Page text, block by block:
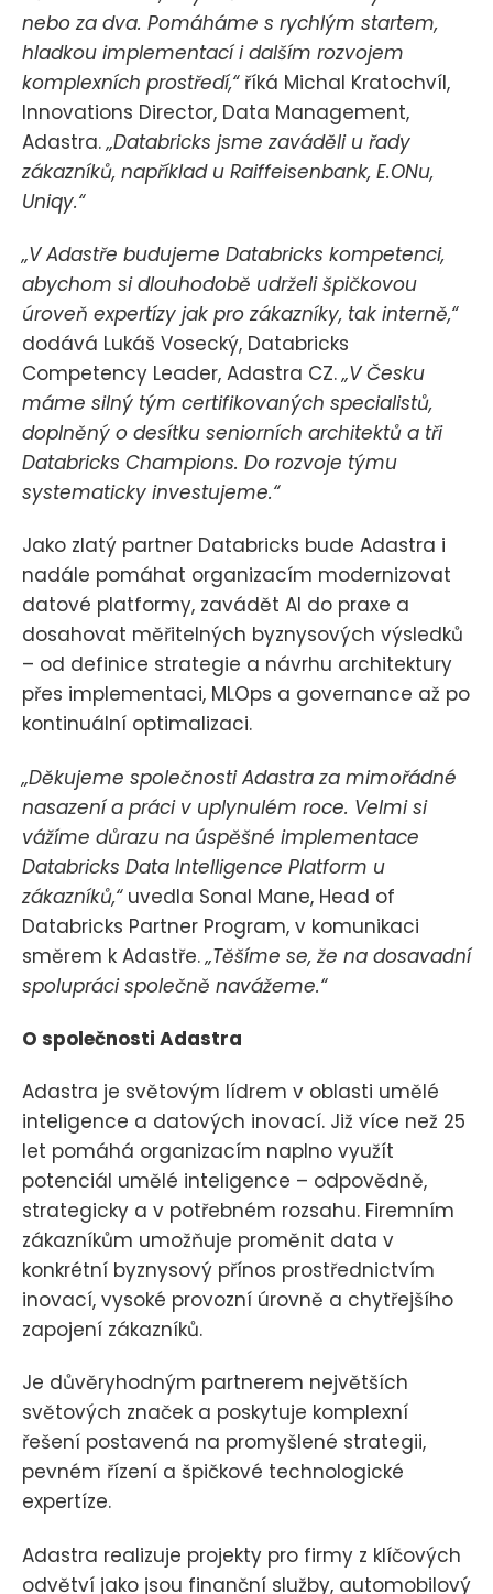
nebo za dva. Pomáháme s rychlým startem,
hladkou implementací i dalším rozvojem
komplexních prostředí,“říká Michal Kratochvíl,
Innovations Director, Data Management,
Adastra.„Databricks jsme zaváděli u řady
zákazníků, například u Raiffeisenbank, E.ONu,
Uniqy.“
„V Adastře budujeme Databricks kompetenci,
abychom si dlouhodobě udrželi špičkovou
úroveň expertízy jak pro zákazníky, tak interně,“
dodává Lukáš Vosecký, Databricks
Competency Leader, Adastra CZ.„V Česku
máme silný tým certifikovaných specialistů,
doplněný o desítku seniorních architektů a tři
Databricks Champions. Do rozvoje týmu
systematicky investujeme.“
Jako zlatý partner Databricks bude Adastra i
nadále pomáhat organizacím modernizovat
datové platformy, zavádět AI do praxe a
dosahovat měřitelných byznysových výsledků
– od definice strategie a návrhu architektury
přes implementaci, MLOps a governance až po
kontinuální optimalizaci.
„Děkujeme společnosti Adastra za mimořádné
nasazení a práci v uplynulém roce. Velmi si
vážíme důrazu na úspěšné implementace
Databricks Data Intelligence Platform u
zákazníků,“ uvedla Sonal Mane, Head of
Databricks Partner Program, v komunikaci
směrem k Adastře.„Těšíme se, že na dosavadní
spolupráci společně navážeme.“
O společnosti Adastra
Adastra je světovým lídrem v oblasti umělé
inteligence a datových inovací. Již více než 25
let pomáhá organizacím naplno využít
potenciál umělé inteligence – odpovědně,
strategicky a v potřebném rozsahu. Firemním
zákazníkům umožňuje proměnit data v
konkrétní byznysový přínos prostřednictvím
inovací, vysoké provozní úrovně a chytřejšího
zapojení zákazníků.
Je důvěryhodným partnerem největších
světových značek a poskytuje komplexní
řešení postavená na promyšlené strategii,
pevném řízení a špičkové technologické
expertíze.
Adastra realizuje projekty pro firmy z klíčových
odvětví jako jsou finanční služby, automobilový